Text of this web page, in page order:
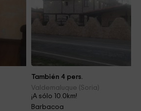
También 4 pers.
Valdemaluque (Soria)
¡A sólo 10.0km!
Barbacoa